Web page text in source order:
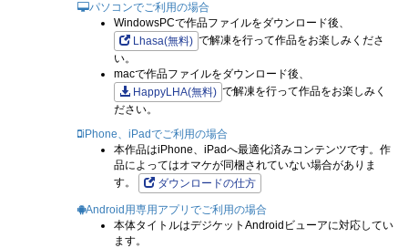
パソコンでご利用の場合
WindowsPCで作品ファイルをダウンロード後、
Lhasa(無料) で解凍を行って作品をお楽しみくださ
い。
macで作品ファイルをダウンロード後、
HappyLHA(無料) で解凍を行って作品をお楽しみく
ださい。
iPhone、iPadでご利用の場合
本作品はiPhone、iPadへ最適化済みコンテンツです。作
品によってはオマケが同梱されていない場合がありま
す。
ダウンロードの仕方
Android用専用アプリでご利用の場合
本体タイトルはデジケットAndroidビューアに対応してい
ます。